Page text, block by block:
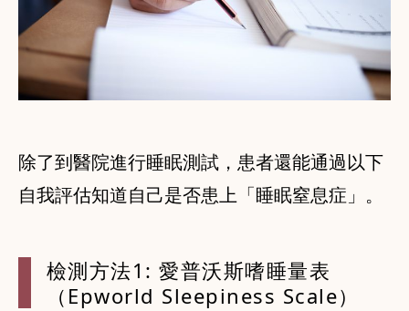
除了到醫院進行睡眠測試，患者還能通過以下
自我評估知道自己是否患上「睡眠窒息症」。
檢測方法1: 愛普沃斯嗜睡量表
（Epworld Sleepiness Scale）